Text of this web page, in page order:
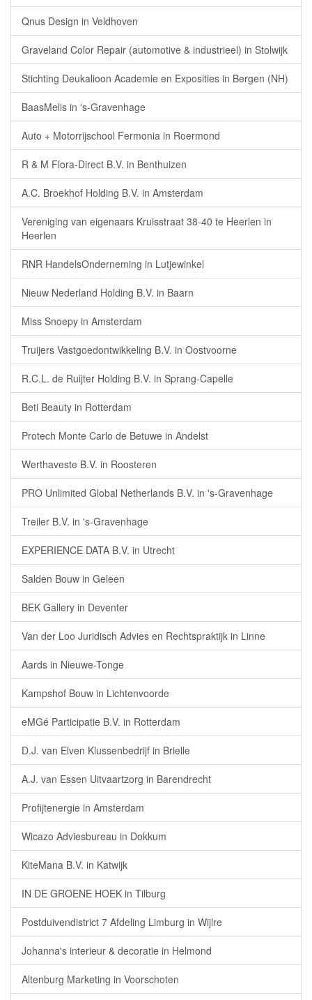
Qnus Design in Veldhoven
Graveland Color Repair (automotive & industrieel) in Stolwijk
Stichting Deukalioon Academie en Exposities in Bergen (NH)
BaasMelis in 's-Gravenhage
Auto + Motorrijschool Fermonia in Roermond
R & M Flora-Direct B.V. in Benthuizen
A.C. Broekhof Holding B.V. in Amsterdam
Vereniging van eigenaars Kruisstraat 38-40 te Heerlen in
Heerlen
RNR HandelsOnderneming in Lutjewinkel
Nieuw Nederland Holding B.V. in Baarn
Miss Snoepy in Amsterdam
Truijers Vastgoedontwikkeling B.V. in Oostvoorne
R.C.L. de Ruijter Holding B.V. in Sprang-Capelle
Beti Beauty in Rotterdam
Protech Monte Carlo de Betuwe in Andelst
Werthaveste B.V. in Roosteren
PRO Unlimited Global Netherlands B.V. in 's-Gravenhage
Treiler B.V. in 's-Gravenhage
EXPERIENCE DATA B.V. in Utrecht
Salden Bouw in Geleen
BEK Gallery in Deventer
Van der Loo Juridisch Advies en Rechtspraktijk in Linne
Aards in Nieuwe-Tonge
Kampshof Bouw in Lichtenvoorde
eMGé Participatie B.V. in Rotterdam
D.J. van Elven Klussenbedrijf in Brielle
A.J. van Essen Uitvaartzorg in Barendrecht
Profijtenergie in Amsterdam
Wicazo Adviesbureau in Dokkum
KiteMana B.V. in Katwijk
IN DE GROENE HOEK in Tilburg
Postduivendistrict 7 Afdeling Limburg in Wijlre
Johanna's interieur & decoratie in Helmond
Altenburg Marketing in Voorschoten